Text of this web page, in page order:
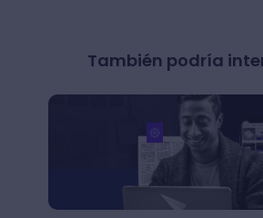
También podría